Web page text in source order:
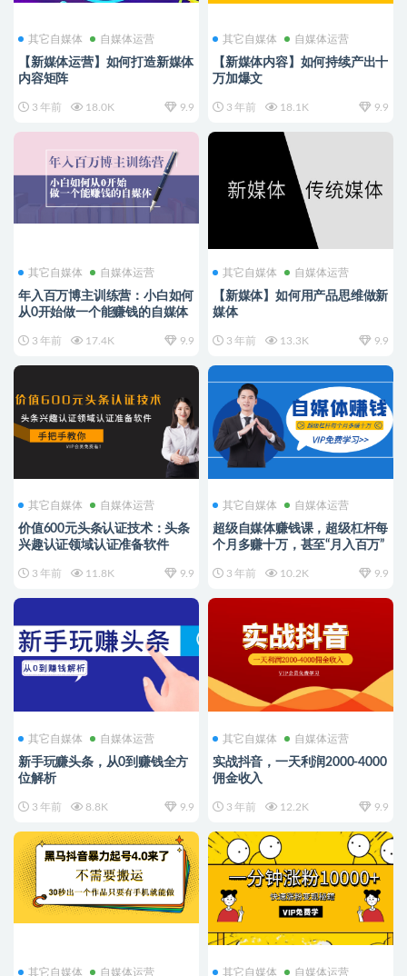
其它自媒体 自媒体运营
【新媒体运营】如何打造新媒体
内容矩阵
3 年前 18.0K 9.9
其它自媒体 自媒体运营
【新媒体内容】如何持续产出十
万加爆文
3 年前 18.1K 9.9
其它自媒体 自媒体运营
年入百万博主训练营：小白如何
从0开始做一个能赚钱的自媒体
3 年前 17.4K 9.9
其它自媒体 自媒体运营
【新媒体】如何用产品思维做新
媒体
3 年前 13.3K 9.9
其它自媒体 自媒体运营
价值600元头条认证技术：头条
兴趣认证领域认证准备软件
3 年前 11.8K 9.9
其它自媒体 自媒体运营
超级自媒体赚钱课，超级杠杆每
个月多赚十万，甚至“月入百万”
3 年前 10.2K 9.9
其它自媒体 自媒体运营
新手玩赚头条，从0到赚钱全方
位解析
3 年前 8.8K 9.9
其它自媒体 自媒体运营
实战抖音，一天利润2000-4000
佣金收入
3 年前 12.2K 9.9
其它自媒体 自媒体运营 其它自媒体 自媒体运营